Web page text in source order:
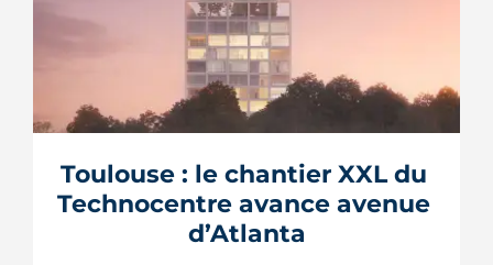
Toulouse : le chantier XXL du
Technocentre avance avenue
d’Atlanta